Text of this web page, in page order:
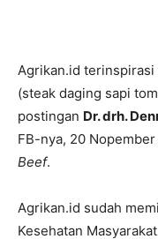
Agrikan.id terinspirasi
(steak daging sapi
postingan Dr. drh.
FB-nya, 20
Beef.
Agrikan.id sudah
Kesehatan